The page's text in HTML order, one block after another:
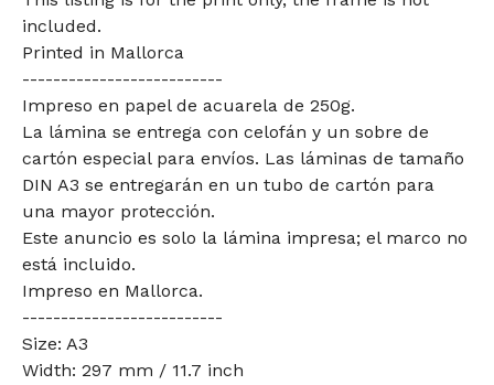
included.
Printed in Mallorca
--------------------------
Impreso en papel de acuarela de 250g.
La lámina se entrega con celofán y un sobre de
cartón especial para envíos. Las láminas de tamaño
DIN A3 se entregarán en un tubo de cartón para
una mayor protección.
Este anuncio es solo la lámina impresa; el marco no
está incluido.
Impreso en Mallorca.
--------------------------
Size: A3
Width: 297 mm / 11.7 inch